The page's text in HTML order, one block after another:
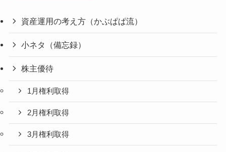
資産運用の考え方（かぶぱぱ流）
小ネタ（備忘録）
株主優待
1月権利取得
2月権利取得
3月権利取得